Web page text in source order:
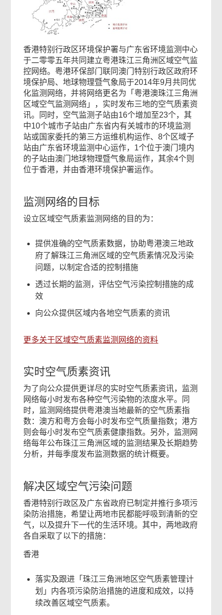
香港特别行政区环境保护署与广东省环境监测中心
于二零零五年共同建立粤港珠江三角洲区域空气监
控网络。粤港环保部门联同澳门特别行政区政府环
境保护局、地球物理暨气象局于2014年9月共同优
化监测网络，并将网络更名为「粤港澳珠江三角洲
区域空气监测网络」，实时发布三地的空气质素资
讯。同时，空气监测子站由16个增加至23个，其
中10个城市子站由广东省内有关城市的环境监测
站或国家委托的第三方运维机构运作、8个区域子
站由广东省环境监测中心运作，1个位于澳门境内
的子站由澳门地球物理暨气象局运作，其余4个则
位于香港，并由香港环境保护署运作。
监测网络的目标
设立区域空气质素监测网络的目的为：
提供准确的空气质素数据，协助粤港澳三地政
府了解珠江三角洲区域的空气质素情况及污染
问题，以制定合适的控制措施
透过长期的监测，评估空气污染控制措施的成
效
向公众提供区域内各地空气质素的资讯
更多关于区域空气质素监测网络的资料
实时空气质素资讯
为了向公众提供更详尽的实时空气质素资讯，监测
网络每小时发布各种空气污染物的浓度水平。同
时，监测网络提供粤港澳当地最新的空气质素指
数：澳方和粤方会每小时发布空气质量指数；港方
则会每小时发布空气质素健康指数。另外，监测网
络每年公布珠江三角洲区域的监测结果及长期趋势
分析，并每季度发布监测数据的统计概要。
解决区域空气污染问题
香港特别行政区及广东省政府已制定并推行多项污
染防治措施，希望让两地市民都能呼吸到清新的空
气，以及提升下一代的生活环境。其中，两地政府
各自采取了以下的措施：
香港
落实及跟进「珠江三角洲地区空气质素管理计
划」内各项污染防治措施的进度和成效，以持
续改善区域空气质素。